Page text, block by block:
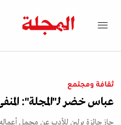
ثقافة ومجتمع
عباس خضر لـ"المجلة":
حاز جائزة برلين للأدب عن مجمل